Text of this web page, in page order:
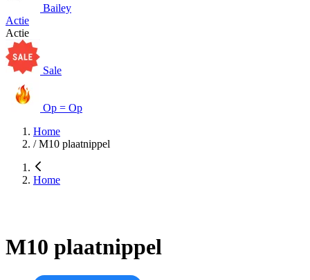
Bailey
Actie
Actie
Sale
Op = Op
Home
/ M10 plaatnippel
Home
M10 plaatnippel